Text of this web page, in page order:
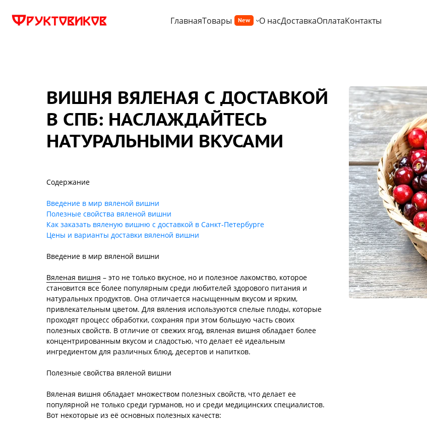
ГлавнаяТовары New О насДоставкаОплатаКонтакты
ВИШНЯ ВЯЛЕНАЯ С ДОСТАВКОЙ
В СПБ: НАСЛАЖДАЙТЕСЬ
НАТУРАЛЬНЫМИ ВКУСАМИ
Содержание
Введение в мир вяленой вишни
Полезные свойства вяленой вишни
Как заказать вяленую вишню с доставкой в Санкт-Петербурге
Цены и варианты доставки вяленой вишни
Введение в мир вяленой вишни
Вяленая вишня – это не только вкусное, но и полезное лакомство, которое
становится все более популярным среди любителей здорового питания и
натуральных продуктов. Она отличается насыщенным вкусом и ярким,
привлекательным цветом. Для вяления используются спелые плоды, которые
проходят процесс обработки, сохраняя при этом большую часть своих
полезных свойств. В отличие от свежих ягод, вяленая вишня обладает более
концентрированным вкусом и сладостью, что делает её идеальным
ингредиентом для различных блюд, десертов и напитков.
Полезные свойства вяленой вишни
Вяленая вишня обладает множеством полезных свойств, что делает ее
популярной не только среди гурманов, но и среди медицинских специалистов.
Вот некоторые из её основных полезных качеств: